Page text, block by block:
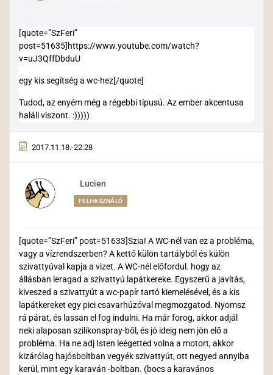
[quote=”SzFeri”
post=51635]https://www.youtube.com/watch?
v=uJ3QffDbduU
egy kis segítség a wc-hez[/quote]
Tudod, az enyém még a régebbi típusú. Az ember akcentusa
haláli viszont. :)))))
2017.11.18.-22:28
Lucien
FELHASZNÁLÓ
[quote=”SzFeri” post=51633]Szia! A WC-nél van ez a probléma,
vagy a vízrendszerben? A kettő külön tartályból és külön
szivattyúval kapja a vizet. A WC-nél előfordul. hogy az
állásban leragad a szivattyú lapátkereke. Egyszerű a javítás,
kiveszed a szivattyút a wc-papír tartó kiemelésével, és a kis
lapátkereket egy pici csavarhúzóval megmozgatod. Nyomsz
rá párat, és lassan el fog indulni. Ha már forog, akkor adjál
neki alaposan szilikonspray-ből, és jó ideig nem jön elő a
probléma. Ha ne adj Isten leégetted volna a motort, akkor
kizárólag hajósboltban vegyék szivattyút, ott negyed annyiba
kerül, mint egy karaván -boltban. (bocs a karavános